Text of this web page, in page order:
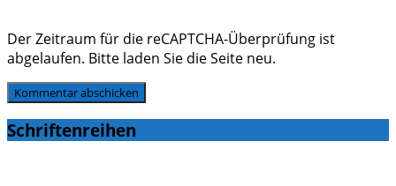
Der Zeitraum für die reCAPTCHA-Überprüfung ist
abgelaufen. Bitte laden Sie die Seite neu.
Schriftenreihen